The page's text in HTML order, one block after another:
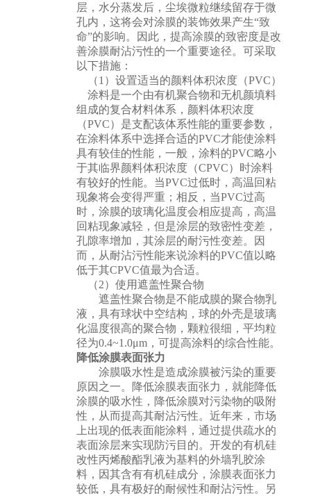
层，水分蒸发后，尘埃微粒继续留存于微
孔内，这将会对涂膜的装饰效果产生“致
命”的影响。因此，提高涂膜的致密度是改
善涂膜耐沾污性的一个重要途径。可采取
以下措施：
（1）设置适当的颜料体积浓度（PVC）
涂料是一个由有机聚合物和无机颜填料
组成的复合材料体系，颜料体积浓度
（PVC）是支配该体系性能的重要参数，
在涂料体系中选择合适的PVC才能使涂料
具有较佳的性能，一般，涂料的PVC略小
于其临界颜料体积浓度（CPVC）时涂料
有较好的性能。当PVC过低时，高温回粘
现象将会变得严重；相反，当PVC过高
时，涂膜的玻璃化温度会相应提高，高温
回粘现象减轻，但是涂层的致密性变差，
孔隙率增加，其涂层的耐污性变差。因
而，从耐沾污性能来说涂料的PVC值以略
低于其CPVC值最为合适。
（2）使用遮盖性聚合物
遮盖性聚合物是不能成膜的聚合物乳
液，具有球状中空结构，球的外壳是玻璃
化温度很高的聚合物，颗粒很细，平均粒
径为0.4~1.0μm，可提高涂料的综合性能。
降低涂膜表面张力
涂膜吸水性是造成涂膜被污染的重要
原因之一。降低涂膜表面张力，就能降低
涂膜的吸水性，降低涂膜对污染物的吸附
性，从而提高其耐沾污性。近年来，市场
上出现的低表面能涂料，通过提供疏水的
表面涂层来实现防污目的。开发的有机硅
改性丙烯酸酯乳液为基料的外墙乳胶涂
料，因其含有有机硅成分，涂膜表面张力
较低，具有极好的耐候性和耐沾污性。另